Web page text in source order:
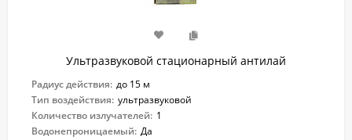
Ультразвуковой стационарный антилай
Радиус действия: до 15 м
Тип воздействия: ультразвуковой
Количество излучателей: 1
Водонепроницаемый: Да